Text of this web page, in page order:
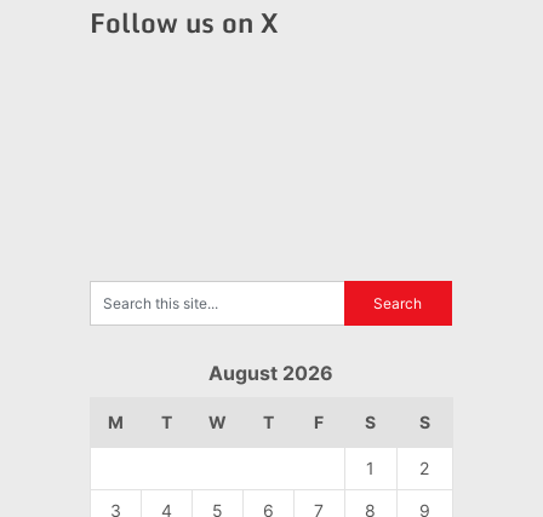
Follow us on X
August 2026
M T W T F S S
1 2
3 4 5 6 7 8 9